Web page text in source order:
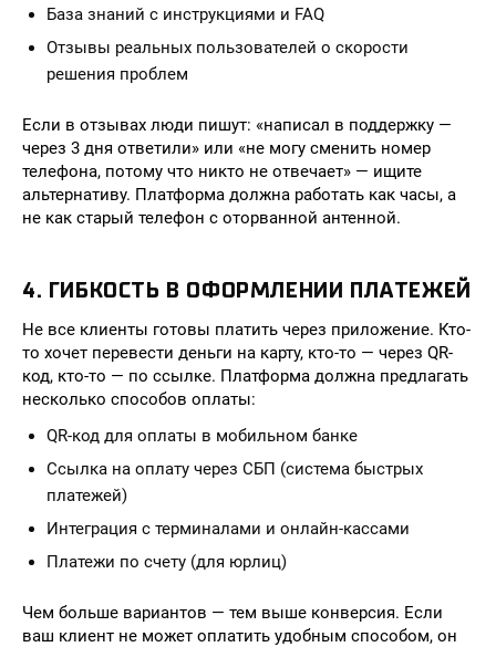
База знаний с инструкциями и FAQ
Отзывы реальных пользователей о скорости
решения проблем
Если в отзывах люди пишут: «написал в поддержку —
через 3 дня ответили» или «не могу сменить номер
телефона, потому что никто не отвечает» — ищите
альтернативу. Платформа должна работать как часы, а
не как старый телефон с оторванной антенной.
4. ГИБКОСТЬ В ОФОРМЛЕНИИ ПЛАТЕЖЕЙ
Не все клиенты готовы платить через приложение. Кто-
то хочет перевести деньги на карту, кто-то — через QR-
код, кто-то — по ссылке. Платформа должна предлагать
несколько способов оплаты:
QR-код для оплаты в мобильном банке
Ссылка на оплату через СБП (система быстрых
платежей)
Интеграция с терминалами и онлайн-кассами
Платежи по счету (для юрлиц)
Чем больше вариантов — тем выше конверсия. Если
ваш клиент не может оплатить удобным способом, он